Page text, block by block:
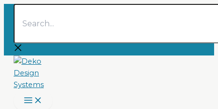
Search...